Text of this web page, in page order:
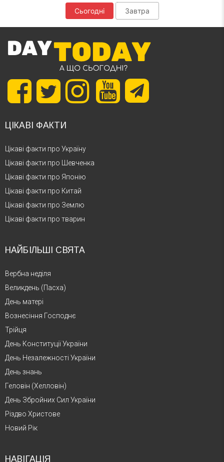
Сьогодні Завтра
ЦІКАВІ ФАКТИ
Цікаві факти про Україну
Цікаві факти про Шевченка
Цікаві факти про Японію
Цікаві факти про Китай
Цікаві факти про Землю
Цікаві факти про тварин
НАЙБІЛЬШІ СВЯТА
Вербна неділя
Великдень (Пасха)
День матері
Вознесіння Господнє
Трійця
День Конституції України
День Незалежності України
День знань
Геловін (Хелловін)
День Збройних Сил України
Різдво Христове
Новий Рік
НАВІГАЦІЯ